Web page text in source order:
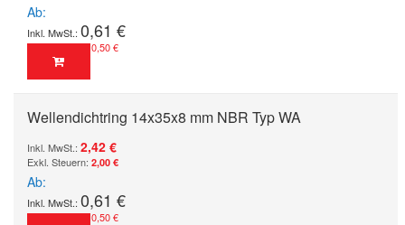
Ab
0,61 €
0,50 €
Wellendichtring 14x35x8 mm NBR Typ WA
2,42 €
2,00 €
Ab
0,61 €
0,50 €